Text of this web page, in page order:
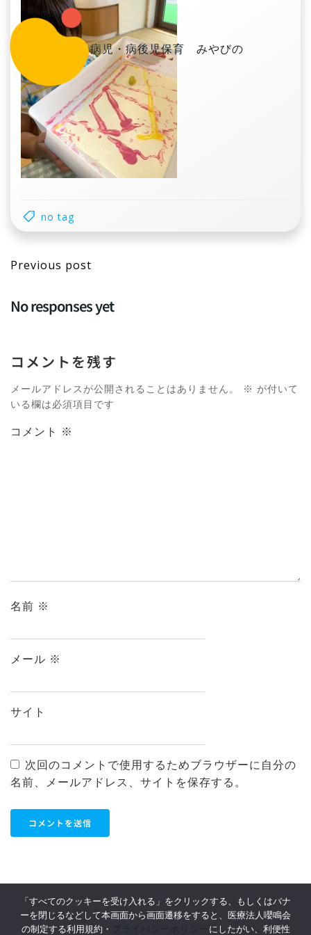
コ
ン
テ
ン
ツ
へ
ス
キ
ッ
プ
病児・病後児保育 みやびの
no tag
Post
navigation
Previous post
No responses yet
コメントを残す
メールアドレスが公開されることはありません。 ※ が付いて
いる欄は必須項目です
コメント ※
名前 ※
メール ※
サイト
次回のコメントで使用するためブラウザーに自分の
名前、メールアドレス、サイトを保存する。
利用規約 Privacy Policy
「すべてのクッキーを受け入れる」をクリックする、もしくはバナ
ーを閉じるなどして本画面から画面遷移をすると、医療法人嚶鳴会
の制定する利用規約・
プライバシーポリシー にしたがい、利便性